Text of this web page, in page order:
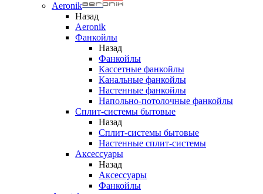
Aeronik
Назад
Aeronik
Фанкойлы
Назад
Фанкойлы
Кассетные фанкойлы
Канальные фанкойлы
Настенные фанкойлы
Напольно-потолочные фанкойлы
Сплит-системы бытовые
Назад
Сплит-системы бытовые
Настенные сплит-системы
Аксессуары
Назад
Аксессуары
Фанкойлы